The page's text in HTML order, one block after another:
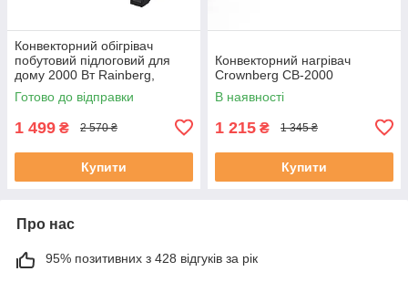
Конвекторний обігрівач
побутовий підлоговий для
дому 2000 Вт Rainberg,
Електроконвектор з
термостатом
Готово до відправки
1 499 ₴ 2 570 ₴
Купити
Конвекторний нагрівач
Crownberg CB-2000
В наявності
1 215 ₴ 1 345 ₴
Купити
Про нас
95% позитивних з 428 відгуків за рік